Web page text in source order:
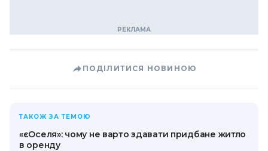
ПОДІЛИТИСЯ НОВИНОЮ
ТАКОЖ ЗА ТЕМОЮ
«єОселя»: чому не варто здавати придбане житло
в оренду